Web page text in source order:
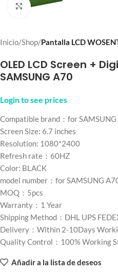
Click to enlarge
Inicio Shop Pantalla LCD
OLED LCD Screen +
SAMSUNG A70
Login to see prices
Compatible brand：for SAMSUNG
Screen Size: 6.7 inches
Resolution: 1080*2400
Refresh rate：60HZ
Color: BLACK
model number：for SAMSUNG
MOQ：5pcs
Warranty：1 Year
Shipping Method：DHL UPS
Delivery：Within 2-10Days
Quality Control：100% Working
Añadir a la lista de deseos